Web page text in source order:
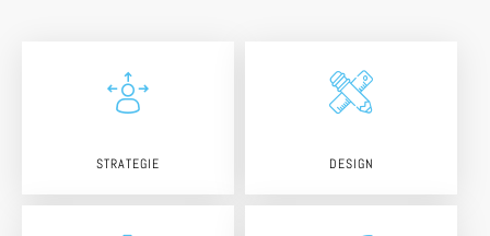
STRATEGIE DESIGN